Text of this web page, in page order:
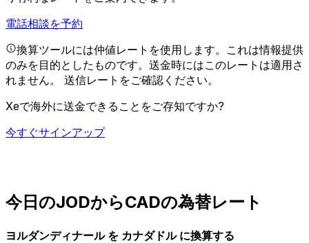
電話相談を予約
換算ツールには仲値レートを使用します。これは情報提供
のみを目的としたものです。送金時にはこのレートは適用さ
れません。 送信レートをご確認ください。
Xeで海外に送金できることをご存知ですか?
今すぐサインアップ
今日のJODからCADの為替レート
ヨルダンディナール を カナダドル に換算する